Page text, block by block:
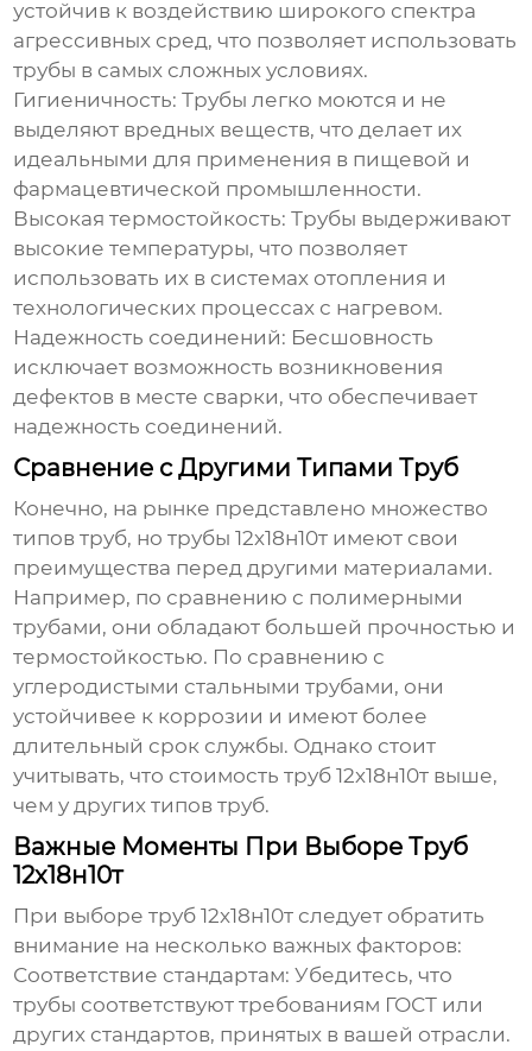
устойчив к воздействию широкого спектра
агрессивных сред, что позволяет использовать
трубы в самых сложных условиях.
Гигиеничность: Трубы легко моются и не
выделяют вредных веществ, что делает их
идеальными для применения в пищевой и
фармацевтической промышленности.
Высокая термостойкость: Трубы выдерживают
высокие температуры, что позволяет
использовать их в системах отопления и
технологических процессах с нагревом.
Надежность соединений: Бесшовность
исключает возможность возникновения
дефектов в месте сварки, что обеспечивает
надежность соединений.
Сравнение с Другими Типами Труб
Конечно, на рынке представлено множество
типов труб, нотрубы 12х18н10т имеют свои
преимущества перед другими материалами.
Например, по сравнению с полимерными
трубами, они обладают большей прочностью и
термостойкостью. По сравнению с
углеродистыми стальными трубами, они
устойчивее к коррозии и имеют более
длительный срок службы. Однако стоит
учитывать, что стоимостьтруб 12х18н10т выше,
чем у других типов труб.
Важные Моменты При Выборе Труб
12х18н10т
При выборетруб 12х18н10т следует обратить
внимание на несколько важных факторов:
Соответствие стандартам: Убедитесь, что
трубы соответствуют требованиям ГОСТ или
других стандартов, принятых в вашей отрасли.